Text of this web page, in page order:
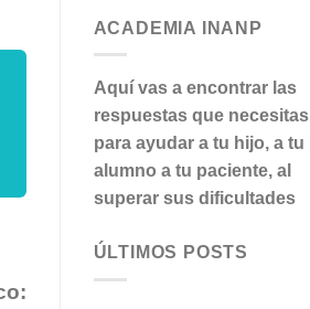
ACADEMIA INANP
Aquí vas a encontrar las
respuestas que necesitas
para ayudar a tu hijo, a tu
alumno a tu paciente, al
superar sus dificultades
ÚLTIMOS POSTS